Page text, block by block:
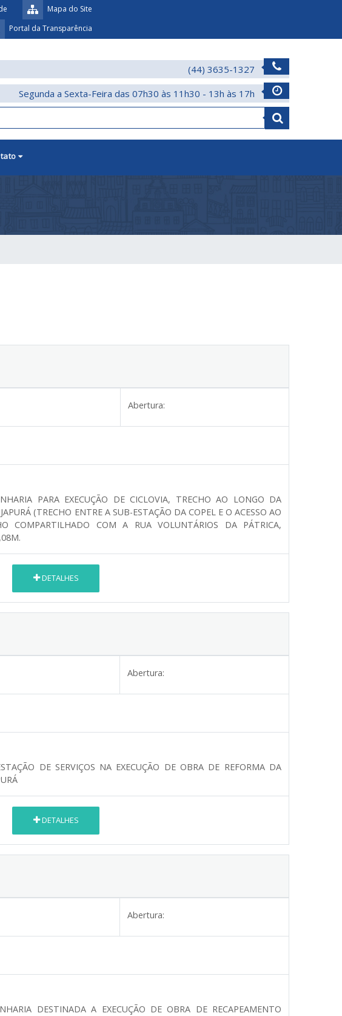
Mapa do Site
Portal da Transparência
(44) 3635-1327
Segunda a Sexta-Feira das 07h30 às 11h30 - 13h às 17h
Abertura:
PARA EXECUÇÃO DE CICLOVIA, TRECHO AO LONGO DA
(TRECHO ENTRE A SUB-ESTAÇÃO DA COPEL E O ACESSO AO
COMPARTILHADO COM A RUA VOLUNTÁRIOS DA PÁTRICA,
DETALHES
Abertura:
DE SERVIÇOS NA EXECUÇÃO DE OBRA DE REFORMA DA
DETALHES
Abertura:
DESTINADA A EXECUÇÃO DE OBRA DE RECAPEAMENTO